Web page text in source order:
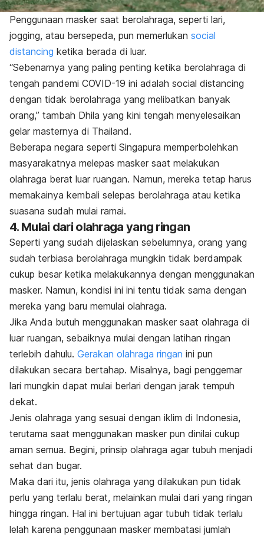
Penggunaan masker saat berolahraga, seperti lari,
jogging, atau bersepeda, pun memerlukan social
distancing ketika berada di luar.
“Sebenarnya yang paling penting ketika berolahraga di
tengah pandemi COVID-19 ini adalah social distancing
dengan tidak berolahraga yang melibatkan banyak
orang,” tambah Dhila yang kini tengah menyelesaikan
gelar masternya di Thailand.
Beberapa negara seperti Singapura memperbolehkan
masyarakatnya melepas masker saat melakukan
olahraga berat luar ruangan. Namun, mereka tetap harus
memakainya kembali selepas berolahraga atau ketika
suasana sudah mulai ramai.
4. Mulai dari olahraga yang ringan
Seperti yang sudah dijelaskan sebelumnya, orang yang
sudah terbiasa berolahraga mungkin tidak berdampak
cukup besar ketika melakukannya dengan menggunakan
masker. Namun, kondisi ini ini tentu tidak sama dengan
mereka yang baru memulai olahraga.
Jika Anda butuh menggunakan masker saat olahraga di
luar ruangan, sebaiknya mulai dengan latihan ringan
terlebih dahulu. Gerakan olahraga ringan ini pun
dilakukan secara bertahap. Misalnya, bagi penggemar
lari mungkin dapat mulai berlari dengan jarak tempuh
dekat.
Jenis olahraga yang sesuai dengan iklim di Indonesia,
terutama saat menggunakan masker pun dinilai cukup
aman semua. Begini, prinsip olahraga agar tubuh menjadi
sehat dan bugar.
Maka dari itu, jenis olahraga yang dilakukan pun tidak
perlu yang terlalu berat, melainkan mulai dari yang ringan
hingga ringan. Hal ini bertujuan agar tubuh tidak terlalu
lelah karena penggunaan masker membatasi jumlah